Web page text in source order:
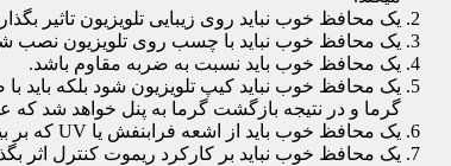
یک محافظ خوب نباید روی زیبایی تلویزیون تاثیر
یک محافظ خوب نباید با چسب روی تلویزیون نصب
یک محافظ خوب باید نسبت به ضربه مقاوم باشد.
یک محافظ خوب نباید کیپ تلویزیون شود بلکه باید
گرما و در نتیجه بازگشت گرما به پنل خواهد شد که عمر پنل را تا 30 درصد
یک محافظ خوب باید از اشعه فرابنفش یا UV که بر بییننده ها اثرات نا مطلوب می گذارد جلوگیری کند.
یک محافظ خوب نباید بر کارکرد ریموت کنترل اثر